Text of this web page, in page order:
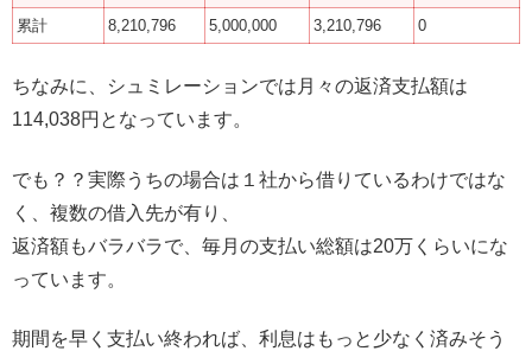
累計 8,210,796 5,000,000 3,210,796 0
ちなみに、シュミレーションでは月々の返済支払額は
114,038円となっています。
でも？？実際うちの場合は１社から借りているわけではな
く、複数の借入先が有り、
返済額もバラバラで、毎月の支払い総額は20万くらいにな
っています。
期間を早く支払い終われば、利息はもっと少なく済みそう